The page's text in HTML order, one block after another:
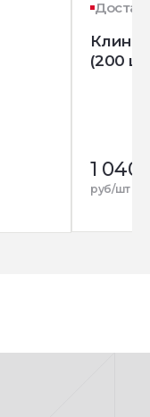
Клин
(200
1 040
руб/шт